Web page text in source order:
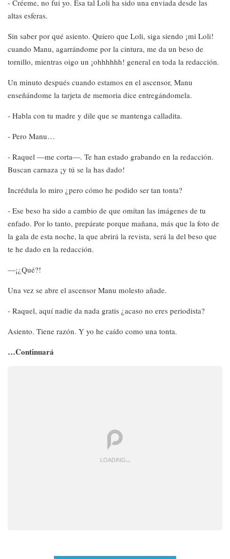
- Créeme, no fui yo. Esa tal Loli ha sido una enviada desde las
altas esferas.
Sin saber por qué asiento. Quiero que Loli, siga siendo ¡mi Loli!
cuando Manu, agarrándome por la cintura, me da un beso de
tornillo, mientras oigo un ¡ohhhhhh! general en toda la redacción.
Un minuto después cuando estamos en el ascensor, Manu
enseñándome la tarjeta de memoria dice entregándomela.
- Habla con tu madre y dile que se mantenga calladita.
- Pero Manu…
- Raquel —me corta—. Te han estado grabando en la redacción.
Buscan carnaza ¡y tú se la has dado!
Incrédula lo miro ¿pero cómo he podido ser tan tonta?
- Ese beso ha sido a cambio de que omítan las imágenes de tu
enfado. Por lo tanto, prepárate porque mañana, más que la foto de
la gala de esta noche, la que abrirá la revista, será la del beso que
te he dado en la redacción.
—¡¿Qué?!
Una vez se abre el ascensor Manu molesto añade.
- Raquel, aquí nadie da nada gratis ¿acaso no eres periodista?
Asiento. Tiene razón. Y yo he caído como una tonta.
…Continuará
LOADING...